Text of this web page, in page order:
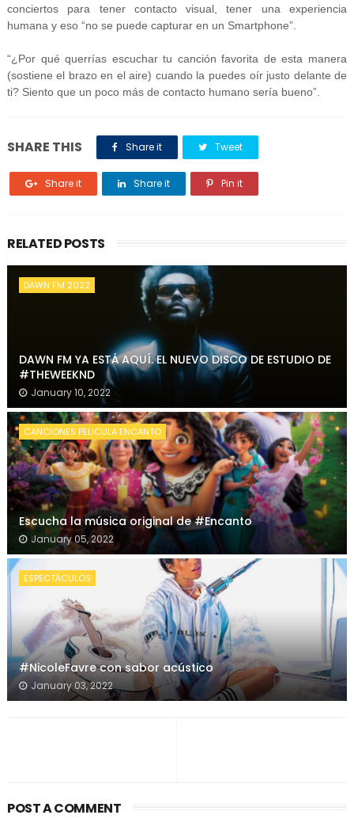
conciertos para tener contacto visual, tener una experiencia
humana y eso “no se puede capturar en un Smartphone”.
“¿Por qué querrías escuchar tu canción favorita de esta manera
(sostiene el brazo en el aire) cuando la puedes oír justo delante de
ti? Siento que un poco más de contacto humano sería bueno”.
SHARE THIS Share it Tweet
Share it Share it Pin it
RELATED POSTS
DAWN FM 2022
DAWN FM YA ESTÁ AQUÍ. EL NUEVO DISCO DE ESTUDIO DE
#THEWEEKND
January 10, 2022
CANCIONES PELICULA ENCANTO
Escucha la música original de #Encanto
January 05, 2022
ESPECTÁCULOS
#NicoleFavre con sabor acústico
January 03, 2022
POST A COMMENT